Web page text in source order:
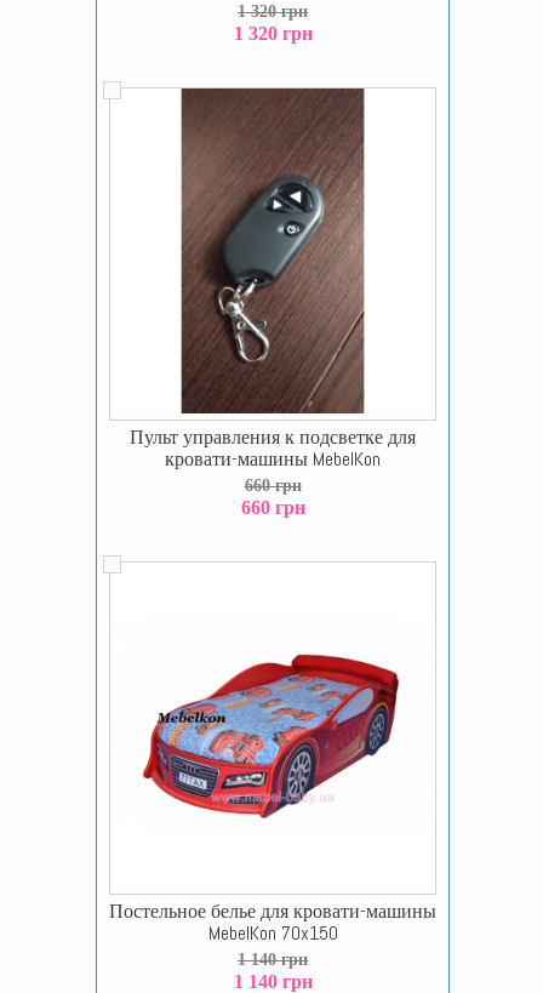
1 320 грн
1 320 грн
Пульт управления к подсветке для
кровати-машины MebelKon
660 грн
660 грн
Постельное белье для кровати-машины
MebelKon 70x150
1 140 грн
1 140 грн